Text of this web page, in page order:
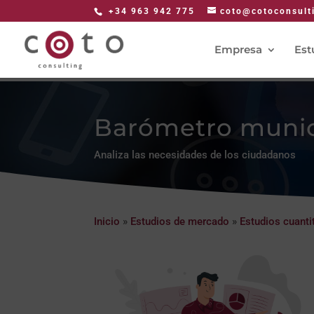
+34 963 942 775
Empresa
Barómetro
Analiza las necesidades de los ciudadanos
Inicio » Estudios de mercado » Estudios